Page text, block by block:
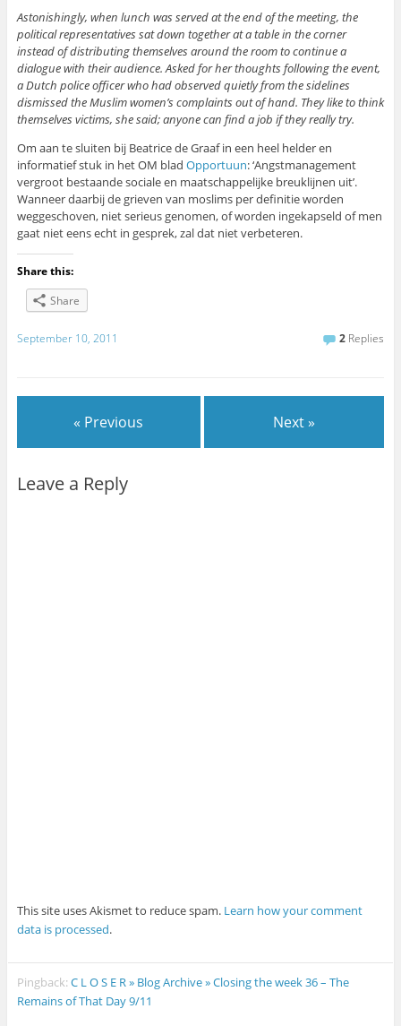
Astonishingly, when lunch was served at the end of the meeting, the
political representatives sat down together at a table in the corner
instead of distributing themselves around the room to continue a
dialogue with their audience. Asked for her thoughts following the event,
a Dutch police officer who had observed quietly from the sidelines
dismissed the Muslim women’s complaints out of hand. They like to think
themselves victims, she said; anyone can find a job if they really try.
Om aan te sluiten bij Beatrice de Graaf in een heel helder en
informatief stuk in het OM blad Opportuun: ‘Angstmanagement
vergroot bestaande sociale en maatschappelijke breuklijnen uit’.
Wanneer daarbij de grieven van moslims per definitie worden
weggeschoven, niet serieus genomen, of worden ingekapseld of men
gaat niet eens echt in gesprek, zal dat niet verbeteren.
Share this:
Share
September 10, 2011 2 Replies
« Previous Next »
Leave a Reply
This site uses Akismet to reduce spam. Learn how your comment
data is processed.
Pingback:C L O S E R » Blog Archive » Closing the week 36 – The
Remains of That Day 9/11